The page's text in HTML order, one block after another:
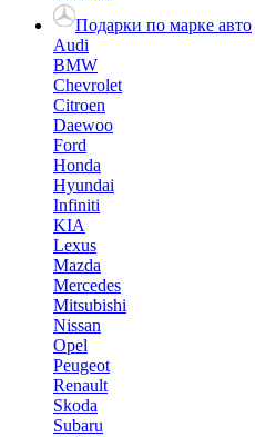
Подарки по марке авто
Audi
BMW
Chevrolet
Citroen
Daewoo
Ford
Honda
Hyundai
Infiniti
KIA
Lexus
Mazda
Mercedes
Mitsubishi
Nissan
Opel
Peugeot
Renault
Skoda
Subaru